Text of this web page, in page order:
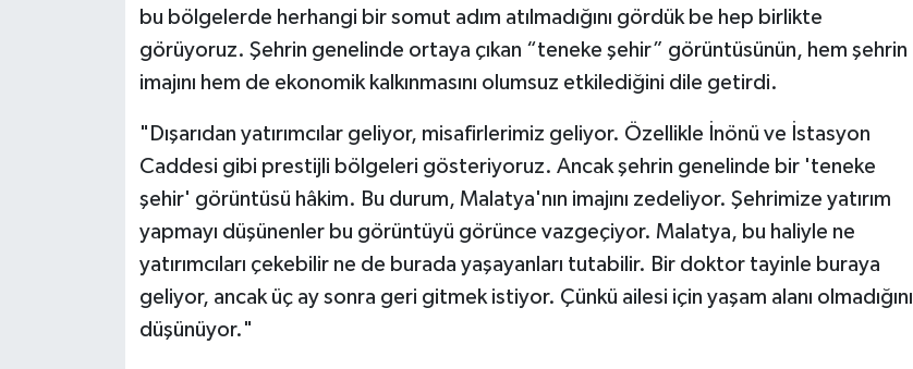
bu bölgelerde herhangi bir somut adım atılmadığını gördük be hep birlikte
görüyoruz. Şehrin genelinde ortaya çıkan “teneke şehir” görüntüsünün, hem şehrin
imajını hem de ekonomik kalkınmasını olumsuz etkilediğini dile getirdi.
"Dışarıdan yatırımcılar geliyor, misafirlerimiz geliyor. Özellikle İnönü ve İstasyon
Caddesi gibi prestijli bölgeleri gösteriyoruz. Ancak şehrin genelinde bir 'teneke
şehir' görüntüsü hâkim. Bu durum, Malatya'nın imajını zedeliyor. Şehrimize yatırım
yapmayı düşünenler bu görüntüyü görünce vazgeçiyor. Malatya, bu haliyle ne
yatırımcıları çekebilir ne de burada yaşayanları tutabilir. Bir doktor tayinle buraya
geliyor, ancak üç ay sonra geri gitmek istiyor. Çünkü ailesi için yaşam alanı olmadığını
düşünüyor."